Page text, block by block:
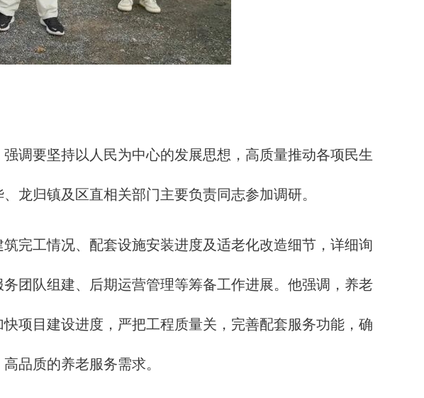
要坚持以人民为中心的发展思想，高质量推动各项民生
龙归镇及区直相关部门主要负责同志参加调研。
工情况、配套设施安装进度及适老化改造细节，详细询
团队组建、后期运营管理等筹备工作进展。他强调，养老
项目建设进度，严把工程质量关，完善配套服务功能，确
品质的养老服务需求。